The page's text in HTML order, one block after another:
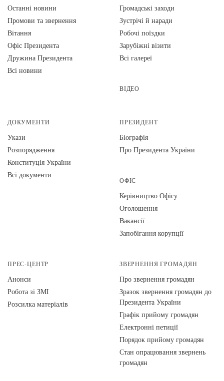
Останні новини
Промови та звернення
Вiтання
Офіс Президента
Дружина Президента
Всі новини
Громадські заходи
Зустрічі й наради
Робочі поїздки
Зарубіжні візити
Всі галереї
ВІДЕО
ДОКУМЕНТИ
Укази
Розпорядження
Конституція України
Всі документи
ПРЕЗИДЕНТ
Біографія
Про Президента України
ОФІС
Керівництво Офісу
Оголошення
Вакансії
Запобігання корупції
ПРЕС-ЦЕНТР
Анонси
Робота зі ЗМІ
Розсилка матеріалів
ЗВЕРНЕННЯ ГРОМАДЯН
Про звернення громадян
Зразок звернення громадян до
Президента України
Графік прийому громадян
Електронні петиції
Порядок прийому громадян
Стан опрацювання звернень
громадян